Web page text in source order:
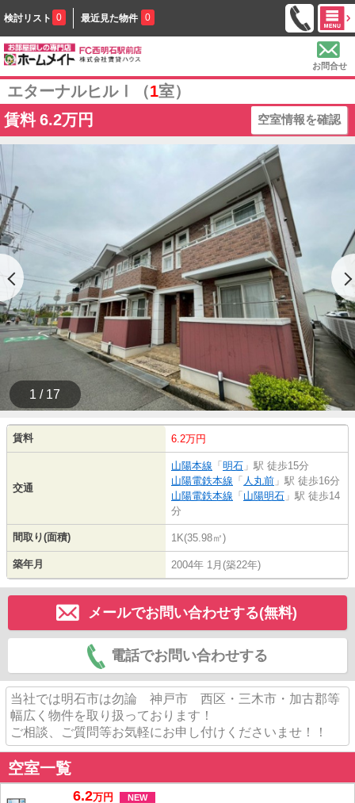
検討リスト 0 最近見た物件 0
お問合せ
エターナルヒルⅠ（1室）
賃料 6.2万円 空室情報を確認
1 / 17
賃料 6.2万円
交通
山陽本線 「 明石 」駅 徒歩15分
山陽電鉄本線 「 人丸前 」駅 徒歩16分
山陽電鉄本線 「 山陽明石 」駅 徒歩14
分
間取り(面積) 1K(35.98㎡)
築年月 2004年 1月(築22年)
メールでお問い合わせする(無料)
電話でお問い合わせする
当社では明石市は勿論 神戸市 西区・三木市・加古郡等
幅広く物件を取り扱っております！
ご相談、ご質問等お気軽にお申し付けくださいませ！！
空室一覧
6.2万円 NEW